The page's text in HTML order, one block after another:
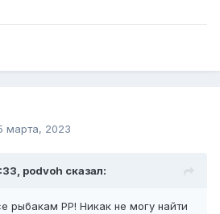
марта, 2023
podvoh сказал:
рыбакам РР! Никак не могу найти